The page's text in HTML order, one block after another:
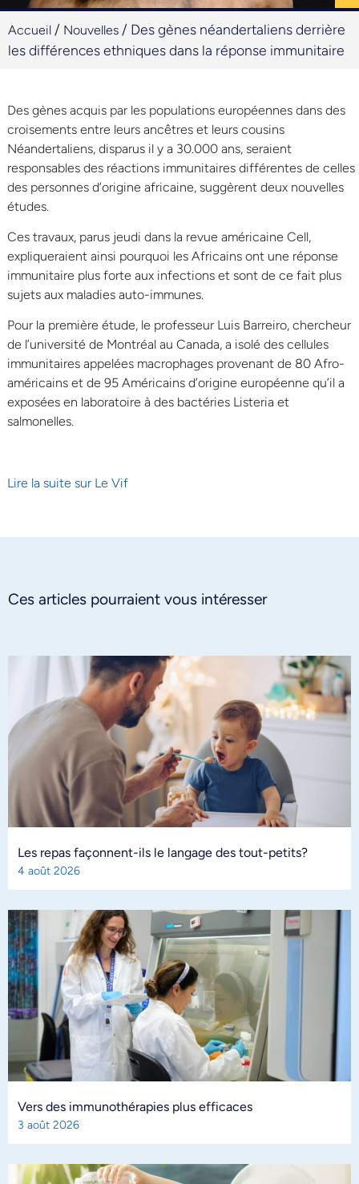
Accueil / Nouvelles / Des gènes néandertaliens derrière
les différences ethniques dans la réponse immunitaire
Des gènes acquis par les populations européennes dans des
croisements entre leurs ancêtres et leurs cousins
Néandertaliens, disparus il y a 30.000 ans, seraient
responsables des réactions immunitaires différentes de celles
des personnes d’origine africaine, suggèrent deux nouvelles
études.
Ces travaux, parus jeudi dans la revue américaine Cell,
expliqueraient ainsi pourquoi les Africains ont une réponse
immunitaire plus forte aux infections et sont de ce fait plus
sujets aux maladies auto-immunes.
Pour la première étude, le professeur Luis Barreiro, chercheur
de l’université de Montréal au Canada, a isolé des cellules
immunitaires appelées macrophages provenant de 80 Afro-
américains et de 95 Américains d’origine européenne qu’il a
exposées en laboratoire à des bactéries Listeria et
salmonelles.
Lire la suite sur Le Vif
Ces articles pourraient vous intéresser
Les repas façonnent-ils le langage des tout-petits?
4 août 2026
Vers des immunothérapies plus efficaces
3 août 2026